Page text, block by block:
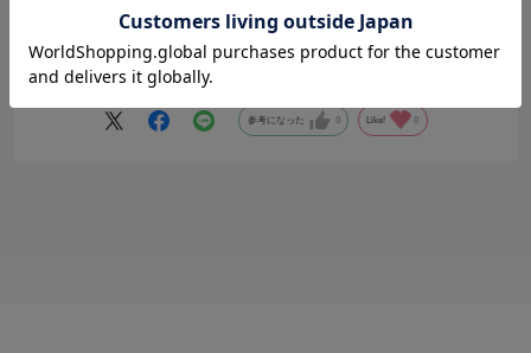
体のラインが綺麗に見えてスタイルが良く見えるので良いと思いまし
た。
参考になった 0 Like! 0